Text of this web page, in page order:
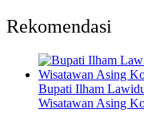
Rekomendasi
Bupati Ilham
Wisatawan Asing